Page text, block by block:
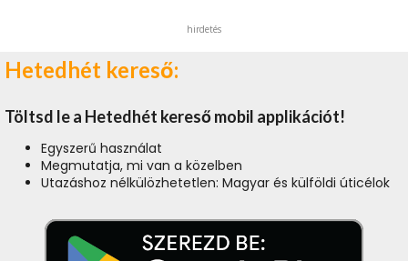
hirdetés
Hetedhét kereső:
Töltsd le a Hetedhét kereső mobil applikációt!
Egyszerű használat
Megmutatja, mi van a közelben
Utazáshoz nélkülözhetetlen: Magyar és külföldi úticélok